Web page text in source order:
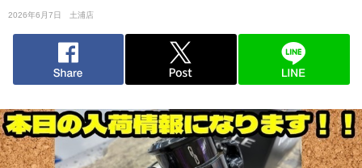
2026年6月7日 土浦店